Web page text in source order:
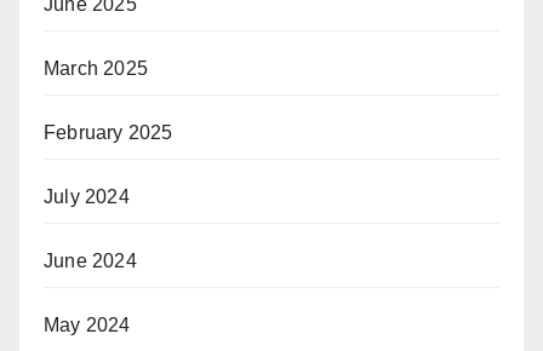
June 2025
March 2025
February 2025
July 2024
June 2024
May 2024